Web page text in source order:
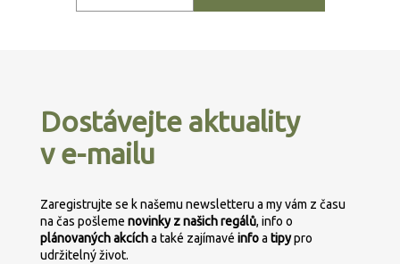
Dostávejte aktuality
v e-mailu
Zaregistrujte se k našemu newsletteru a my vám z času
na čas pošleme novinky z našich regálů, info o
plánovanýchakcícha také zajímavé infoa tipypro
udržitelný život.